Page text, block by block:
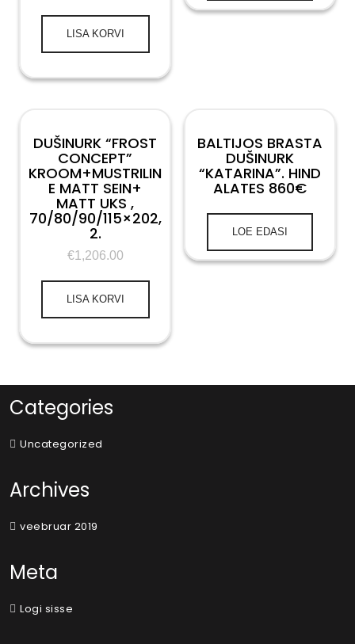
LISA KORVI
DUŠINURK “FROST
CONCEPT”
KROOM+MUSTRILIN
E MATT SEIN+
MATT UKS ,
70/80/90/115×202,
2.
€1,206.00
LISA KORVI
BALTIJOS BRASTA
DUŠINURK
“KATARINA”. HIND
ALATES 860€
LOE EDASI
Categories
Uncategorized
Archives
veebruar 2019
Meta
Logi sisse